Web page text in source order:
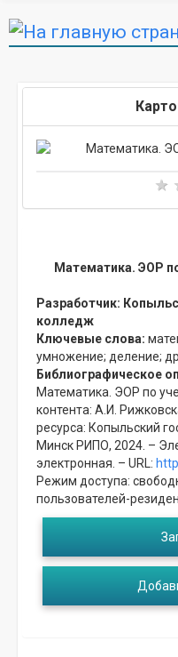
Математика. ЭОР
Разработчик:
колледж
Ключевые слова:
умножение; деление;
Библиографическое
Математика. ЭОР по
контента: А.И.
ресурса: Копыльский
Минск РИПО, 2024. –
электронная. – URL:
Режим доступа:
пользователей-